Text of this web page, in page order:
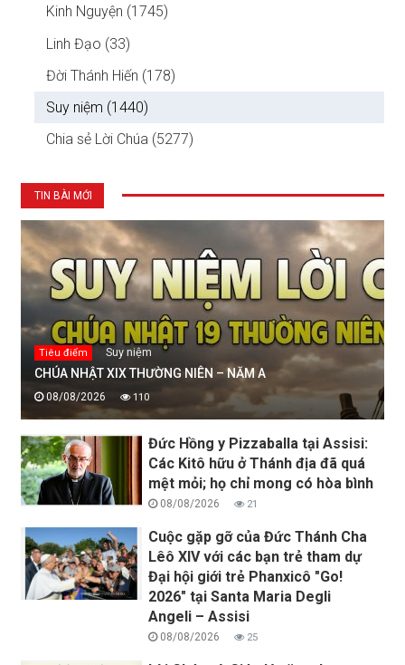
Kinh Nguyện (1745)
Linh Đạo (33)
Đời Thánh Hiến (178)
Suy niệm (1440)
Chia sẻ Lời Chúa (5277)
TIN BÀI MỚI
Tiêu điểm Suy niệm
CHÚA NHẬT XIX THƯỜNG NIÊN – NĂM A
08/08/2026 110
Đức Hồng y Pizzaballa tại Assisi:
Các Kitô hữu ở Thánh địa đã quá
mệt mỏi; họ chỉ mong có hòa bình
08/08/2026 21
Cuộc gặp gỡ của Đức Thánh Cha
Lêô XIV với các bạn trẻ tham dự
Đại hội giới trẻ Phanxicô "Go!
2026" tại Santa Maria Degli
Angeli – Assisi
08/08/2026 25